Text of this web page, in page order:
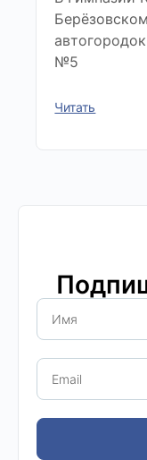
№5
Читать